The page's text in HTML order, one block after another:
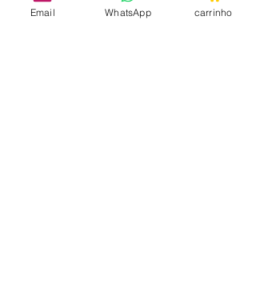
Email WhatsApp carrinho